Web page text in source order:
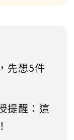
先想5件
提醒：這